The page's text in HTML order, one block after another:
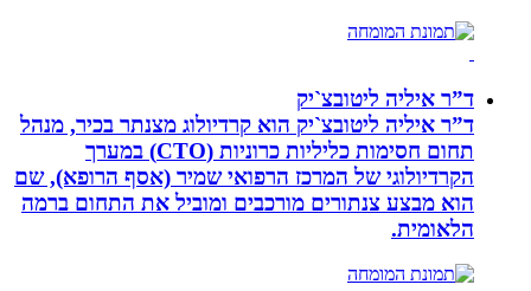
ד”ר איליה ליטובצ`יק
ד”ר איליה ליטובצ`יק הוא קרדיולוג מצנתר בכיר, מנהל
תחום חסימות כליליות כרוניות (CTO) במערך
הקרדיולוגי של המרכז הרפואי שמיר (אסף הרופא), שם
הוא מבצע צנתורים מורכבים ומוביל את התחום ברמה
הלאומית.